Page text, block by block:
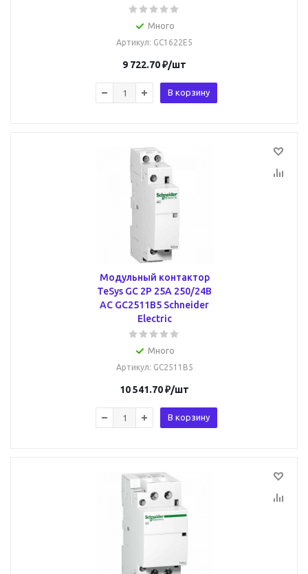
Много
Артикул: GC1622E5
9 722.70₽/шт
В корзину
Модульный контактор
TeSys GC 2P 25А 250/24В
AC GC2511B5 Schneider
Electric
Много
Артикул: GC2511B5
10 541.70₽/шт
В корзину